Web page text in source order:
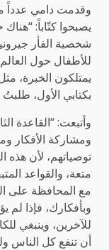
وقدمت دامي عدداً
يصبحوا كتّاباً:
شخصية الفأر
للأطفال حول
يمتلكون الخبرة،
بكتابي الأول،
وأتبعت: “القاعدة
ومشاركة الأفكار
توصياتهم، لأن هذه
متعة، والقواعد
مع المحافظة على
وبأفكارك، فإذا لم
للآخرين، وينبغي
أن تنفع كل الناس